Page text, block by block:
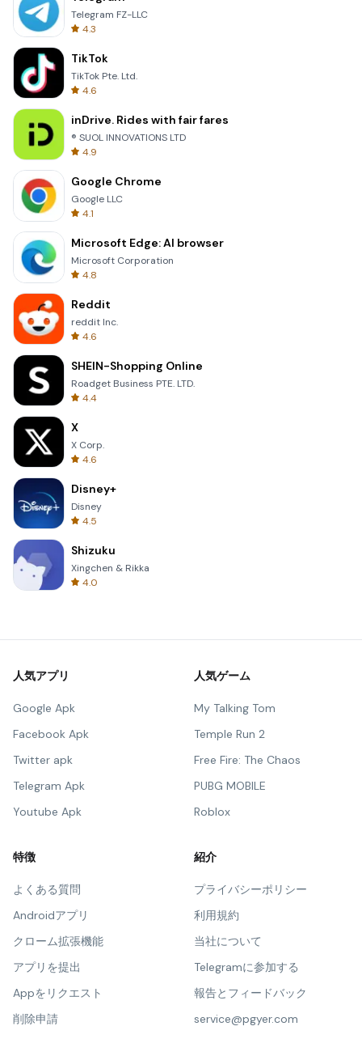
Telegram FZ-LLC
4.3
TikTok
TikTok Pte. Ltd.
4.6
inDrive. Rides with fair fares
® SUOL INNOVATIONS LTD
4.9
Google Chrome
Google LLC
4.1
Microsoft Edge: AI browser
Microsoft Corporation
4.8
Reddit
reddit Inc.
4.6
SHEIN-Shopping Online
Roadget Business PTE. LTD.
4.4
X
X Corp.
4.6
Disney+
Disney
4.5
Shizuku
Xingchen & Rikka
4.0
人気アプリ
Google Apk
Facebook Apk
Twitter apk
Telegram Apk
Youtube Apk
人気ゲーム
My Talking Tom
Temple Run 2
Free Fire: The Chaos
PUBG MOBILE
Roblox
特徴
よくある質問
Androidアプリ
クローム拡張機能
アプリを提出
Appをリクエスト
削除申請
紹介
プライバシーポリシー
利用規約
当社について
Telegramに参加する
報告とフィードバック
service@pgyer.com